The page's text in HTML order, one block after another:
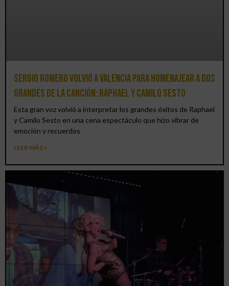
Sergio Romero volvió a Valencia para homenajear a dos
grandes de la canción: Raphael y Camilo Sesto
Esta gran voz volvió a interpretar los grandes éxitos de Raphael
y Camilo Sesto en una cena espectáculo que hizo vibrar de
emoción y recuerdos
LEER MÁS »